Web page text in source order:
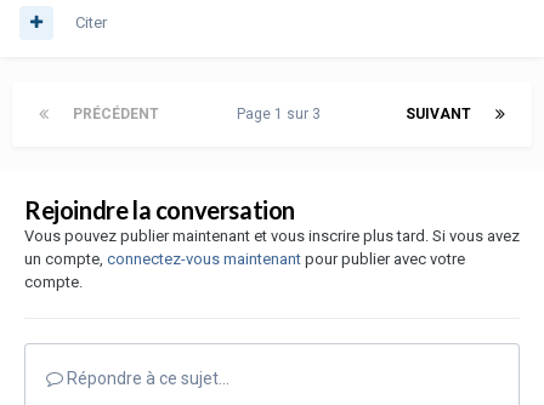
Citer
PRÉCÉDENT SUIVANT
Page 1 sur 3
Rejoindre la conversation
Vous pouvez publier maintenant et vous inscrire plus tard. Si vous avez
un compte, connectez-vous maintenant pour publier avec votre
compte.
Répondre à ce sujet…